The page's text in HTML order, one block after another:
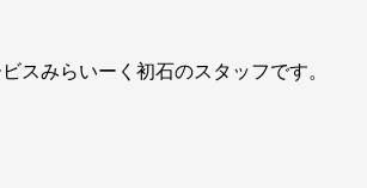
スみらいーく初石のスタッフです。